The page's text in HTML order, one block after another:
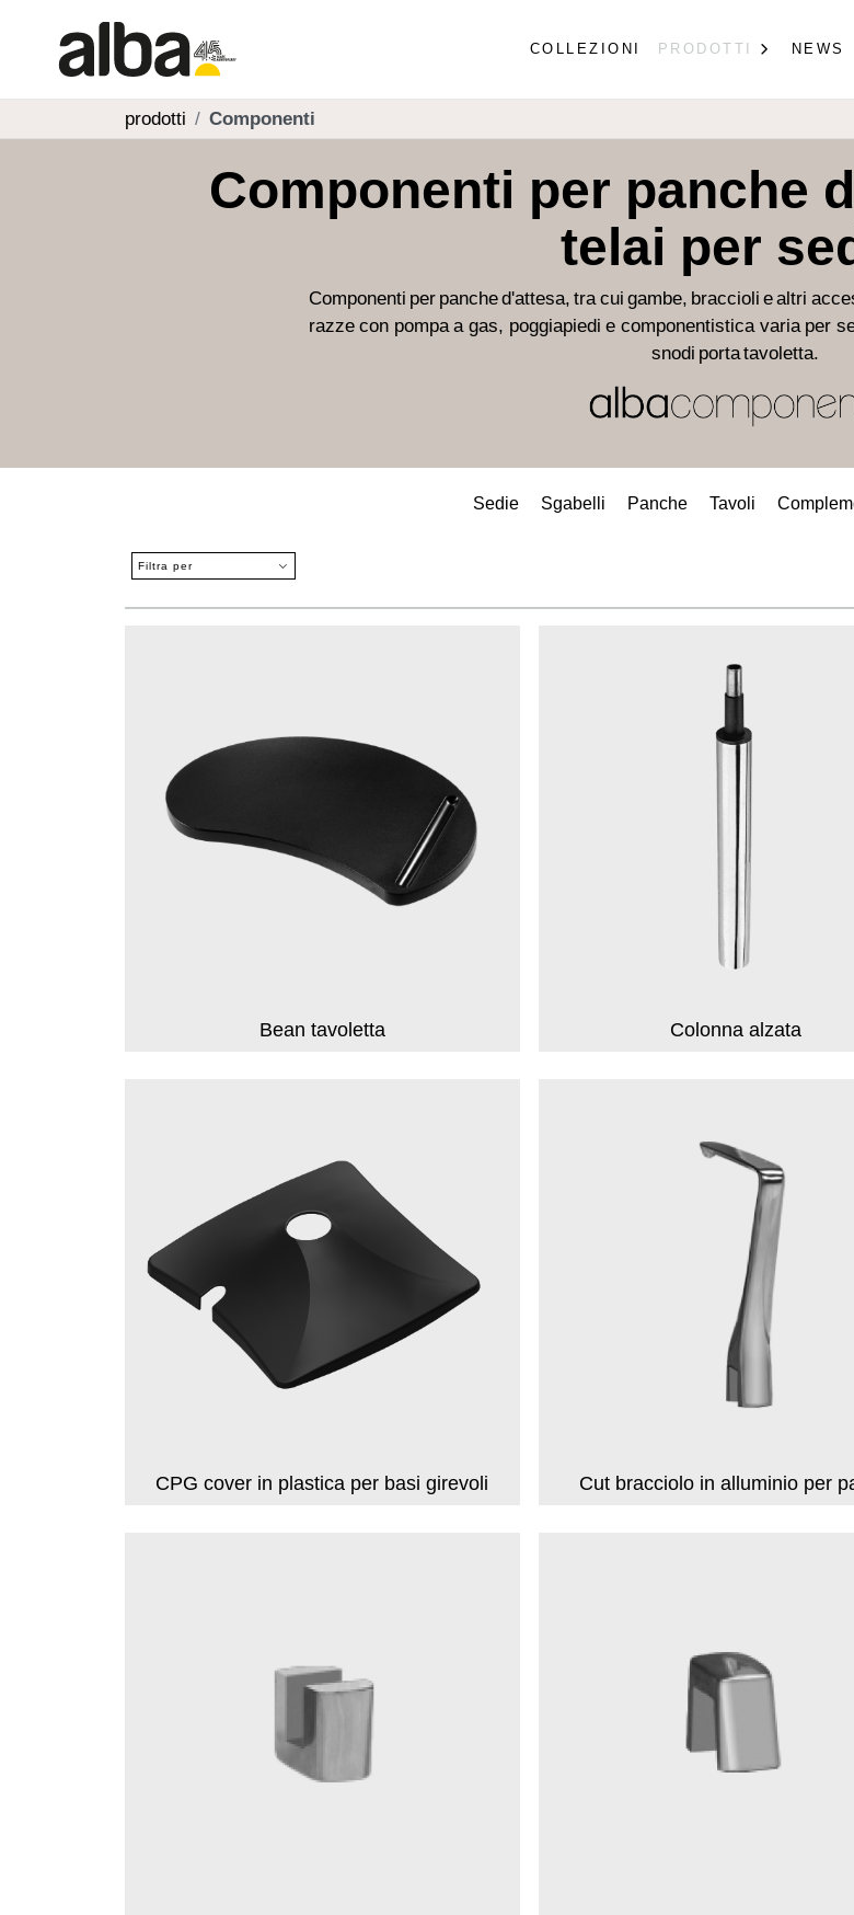
COLLEZIONI PRODOTTI NEWS
prodotti Componenti
Componenti per panche
telai per
Componenti per panche d'attesa, tra cui gambe, braccioli e altri
razze con pompa a gas, poggiapiedi e componentistica varia per
snodi porta tavoletta.
Sedie Sgabelli Panche Tavoli
Filtra per
Bean tavoletta Colonna alzata
CPG cover in plastica per basi girevoli Cut bracciolo in alluminio per